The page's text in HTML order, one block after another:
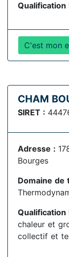
Qualification
C'est mon
CHAM
SIRET :
Adresse :
Bourges
Domaine de
Qualification
chaleur et
collectif et